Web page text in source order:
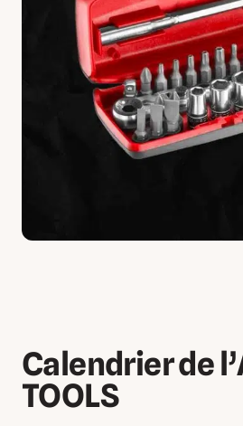
Calendrier de
TOOLS